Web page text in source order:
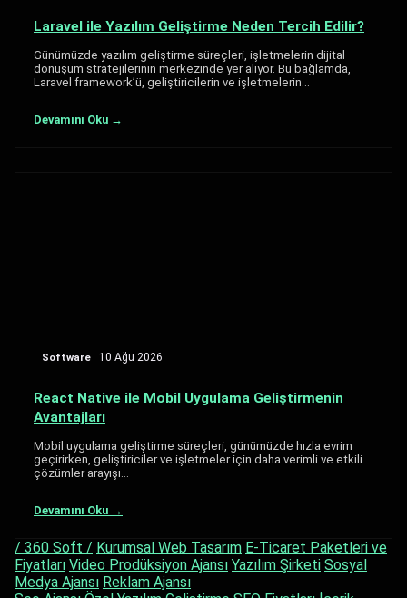
Laravel ile Yazılım Geliştirme Neden Tercih Edilir?
Günümüzde yazılım geliştirme süreçleri, işletmelerin dijital
dönüşüm stratejilerinin merkezinde yer alıyor. Bu bağlamda,
Laravel framework’ü, geliştiricilerin ve işletmelerin…
Devamını Oku →
Software 10 Ağu 2026
React Native ile Mobil Uygulama Geliştirmenin
Avantajları
Mobil uygulama geliştirme süreçleri, günümüzde hızla evrim
geçirirken, geliştiriciler ve işletmeler için daha verimli ve etkili
çözümler arayışı…
Devamını Oku →
/ 360 Soft / Kurumsal Web Tasarım E-Ticaret Paketleri ve
Fiyatları Video Prodüksiyon Ajansı Yazılım Şirketi Sosyal
Medya Ajansı Reklam Ajansı